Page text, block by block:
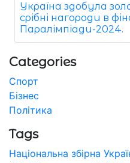
Україна здобула
срібні нагороди в
Паралімпіади-2024.
Categories
Спорт
Бізнес
Політика
Tags
Національна збірна